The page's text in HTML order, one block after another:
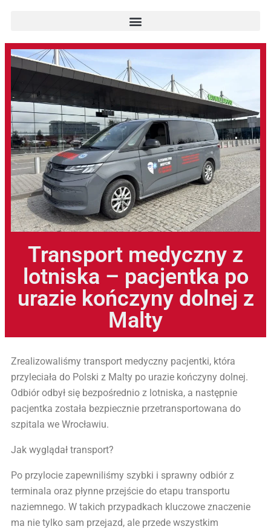
Transport medyczny z
lotniska – pacjentka po
urazie kończyny dolnej z
Malty
Zrealizowaliśmy transport medyczny pacjentki, która
przyleciała do Polski z Malty po urazie kończyny dolnej.
Odbiór odbył się bezpośrednio z lotniska, a następnie
pacjentka została bezpiecznie przetransportowana do
szpitala we Wrocławiu.
Jak wyglądał transport?
Po przylocie zapewniliśmy szybki i sprawny odbiór z
terminala oraz płynne przejście do etapu transportu
naziemnego. W takich przypadkach kluczowe znaczenie
ma nie tylko sam przejazd, ale przede wszystkim